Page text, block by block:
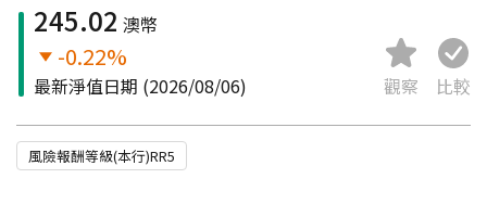
245.02 澳幣
-0.22%
最新淨值日期 (2026/08/06) 觀察 比較
風險報酬等級(本行)RR5